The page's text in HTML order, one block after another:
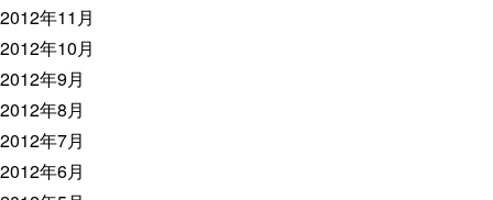
2012年11月
2012年10月
2012年9月
2012年8月
2012年7月
2012年6月